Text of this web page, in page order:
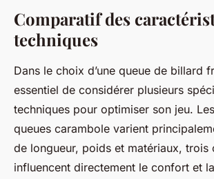
Comparatif des
techniques
Dans le choix d’une queue de billard
essentiel de considérer plusieurs
techniques pour optimiser son jeu.
queues carambole varient
de longueur, poids et matériaux, trois
influencent directement le confort et